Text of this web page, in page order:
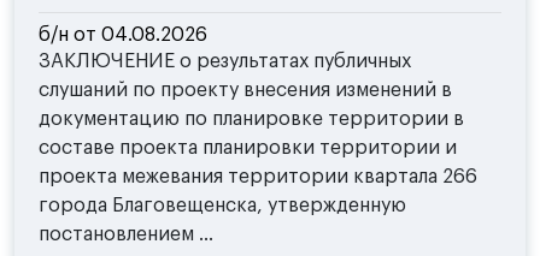
б/н от 04.08.2026
ЗАКЛЮЧЕНИЕ о результатах публичных
слушаний по проекту внесения изменений в
документацию по планировке территории в
составе проекта планировки территории и
проекта межевания территории квартала 266
города Благовещенска, утвержденную
постановлением ...